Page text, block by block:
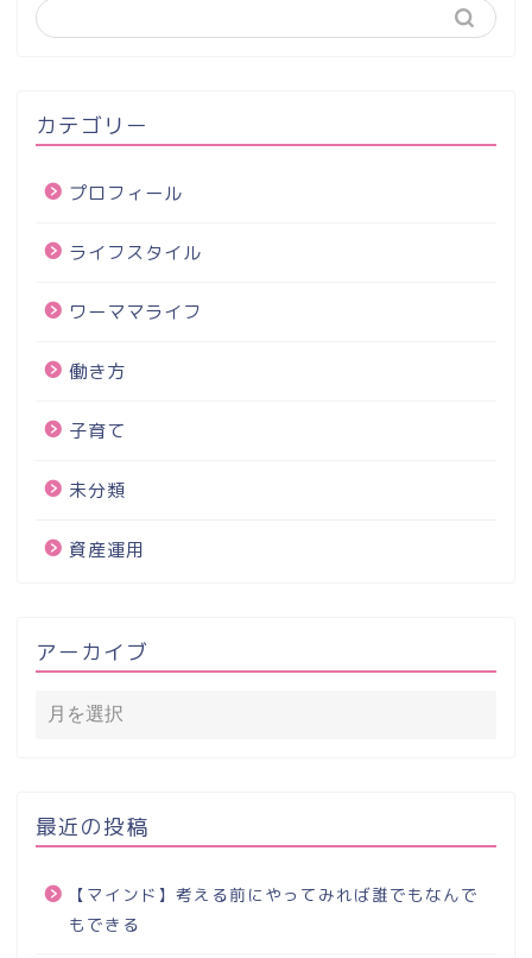
カテゴリー
プロフィール
ライフスタイル
ワーママライフ
働き方
子育て
未分類
資産運用
アーカイブ
最近の投稿
【マインド】考える前にやってみれば誰でもなんで
もできる